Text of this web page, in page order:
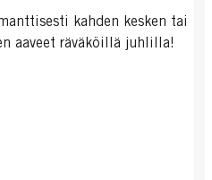
kahden kesken tai
aaveet räväköillä juhlilla!